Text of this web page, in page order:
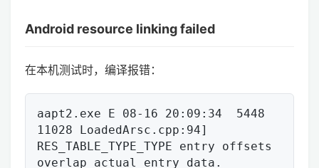
Android resource linking failed
在本机测试时，编译报错：
aapt2.exe E 08-16 20:09:34  5448
11028 LoadedArsc.cpp:94]
RES_TABLE_TYPE_TYPE entry offsets
overlap actual entry data.